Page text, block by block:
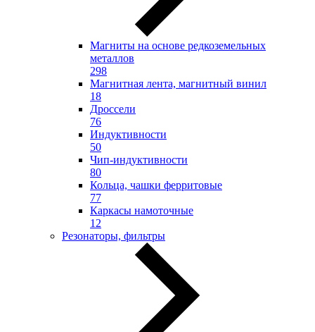
Магниты на основе редкоземельных
металлов
298
Магнитная лента, магнитный винил
18
Дроссели
76
Индуктивности
50
Чип-индуктивности
80
Кольца, чашки ферритовые
77
Каркасы намоточные
12
Резонаторы, фильтры